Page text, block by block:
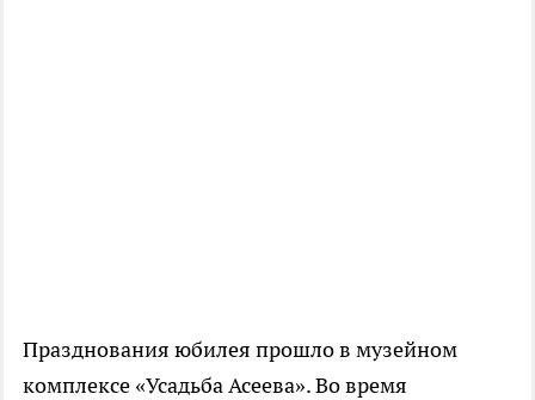
Празднования юбилея прошло в музейном
комплексе «Усадьба Асеева». Во время